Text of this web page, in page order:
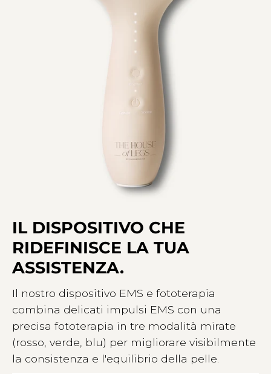
IL DISPOSITIVO CHE
RIDEFINISCE LA TUA
ASSISTENZA.
Il nostro dispositivo EMS e fototerapia
combina delicati impulsi EMS con una
precisa fototerapia in tre modalità mirate
(rosso, verde, blu) per migliorare visibilmente
la consistenza e l'equilibrio della pelle.